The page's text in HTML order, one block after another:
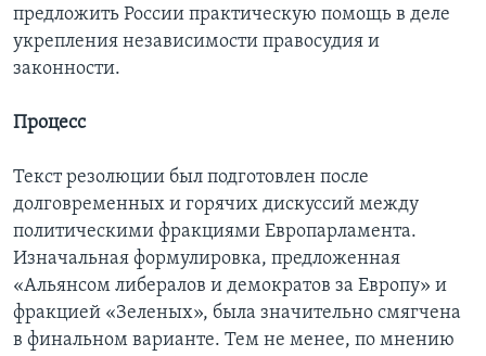
предложить России практическую помощь в деле
укрепления независимости правосудия и
законности.
Процесс
Текст резолюции был подготовлен после
долговременных и горячих дискуссий между
политическими фракциями Европарламента.
Изначальная формулировка, предложенная
«Альянсом либералов и демократов за Европу» и
фракцией «Зеленых», была значительно смягчена
в финальном варианте. Тем не менее, по мнению